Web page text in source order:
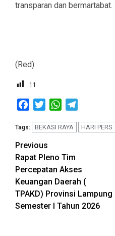
transparan dan bermartabat.
(Red)
11
FacebookTwitterWhatsApp
Tags: BEKASI RAYA HARI PERS
Post
navigation
Previous
Rapat Pleno Tim
Percepatan Akses
Keuangan Daerah (
TPAKD) Provinsi Lampung
Semester l Tahun 2026